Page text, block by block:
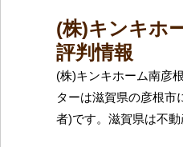
(株)キンキホ
評判情報
(株)キンキホーム南彦
ターは滋賀県の彦根市
者)です。滋賀県は不